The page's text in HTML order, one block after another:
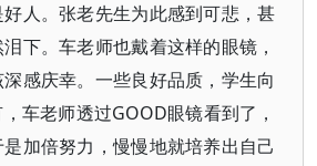
人。张老先生为此感到可悲，甚
下。车老师也戴着这样的眼镜，
感庆幸。一些良好品质，学生向
车老师透过GOOD眼镜看到了，
加倍努力，慢慢地就培养出自己